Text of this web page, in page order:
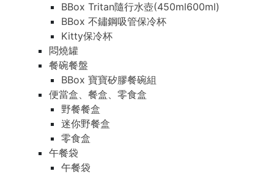
BBox Tritan隨行水壺(450ml600ml)
BBox 不鏽鋼吸管保冷杯
Kitty保冷杯
悶燒罐
餐碗餐盤
BBox 寶寶矽膠餐碗組
便當盒、餐盒、零食盒
野餐餐盒
迷你野餐盒
零食盒
午餐袋
午餐袋